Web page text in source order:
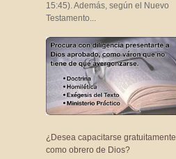
15:45). Además, según el Nuevo
Testamento...
¿Desea capacitarse gratuitamente
como obrero de Dios?